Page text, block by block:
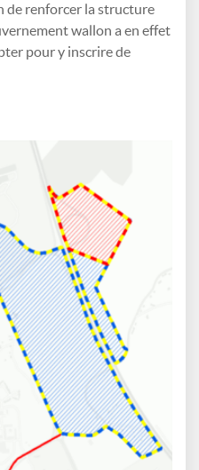
de renforcer la structure
wallon a en effet
pour y inscrire de